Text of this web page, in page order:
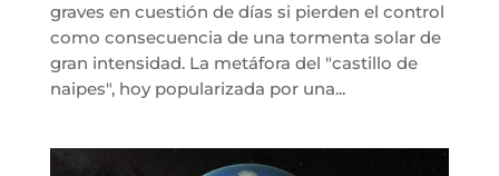
graves en cuestión de días si pierden el control
como consecuencia de una tormenta solar de
gran intensidad. La metáfora del "castillo de
naipes", hoy popularizada por una...